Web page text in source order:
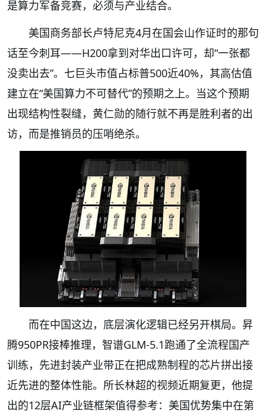
是算力军备竞赛，必须与产业结合。
美国商务部长卢特尼克4月在国会山作证时的那句
话至今刺耳——H200拿到对华出口许可，却“一张都
没卖出去”。七巨头市值占标普500近40%，其高估值
建立在“美国算力不可替代”的预期之上。当这个预期
出现结构性裂缝，黄仁勋的随行就不再是胜利者的出
访，而是推销员的压哨绝杀。
而在中国这边，底层演化逻辑已经另开棋局。昇
腾950PR接棒推理，智谱GLM-5.1跑通了全流程国产
训练，先进封装产业带正在把成熟制程的芯片拼出接
近先进的整体性能。所长林超的视频近期复更，他提
出的12层AI产业链框架值得参考：美国优势集中在第